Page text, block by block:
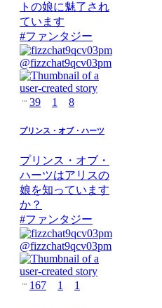
トの娘に魅了され
ています
#ファンタジー
@fizzchat9qcv03pm
39 1 8
プリンス・オブ・ハーツ
プリンス・オブ・
ハーツはアリスの
娘を知っています
か？
#ファンタジー
@fizzchat9qcv03pm
167 1 1